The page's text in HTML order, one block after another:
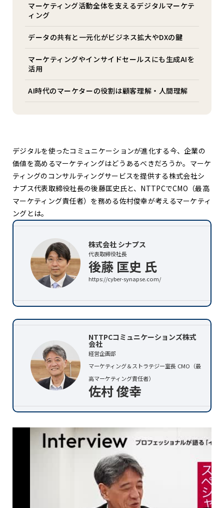
マーケティング活動全体を支えるデジタルマーケテ
ィング
データの共有と一元化がビジネス拡大やDXの鍵
マーケティングやインサイドセールスにも生成AIを
活用
AI時代のマーケターの役割は顧客理解・人間理解
デジタルを使ったコミュニケーションが進化する今、企業の
価値を高めるマーケティングはどうあるべきだろうか。 マーケ
ティングのコンサルティングサービスを提供する株式会社シ
ナプス代表取締役社長の後藤匡史氏と、NTTPCでCMO（最高
マーケティング責任者）を務める佐村俊幸が考えるマーケティ
ングとは。
株式会社 シナプス
代表取締役社長
後藤 匡史 氏
https://cyber-synapse.com/
NTTPCコミュニケーションズ株式
会社
経営企画部
マーケティング＆ストラテジー室長 CMO（最
高マーケティング責任者）
佐村 俊幸